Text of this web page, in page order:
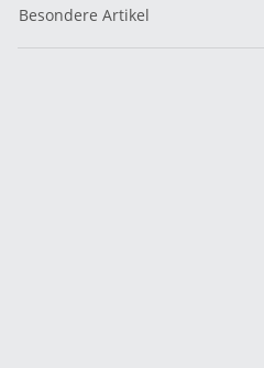
Besondere Artikel